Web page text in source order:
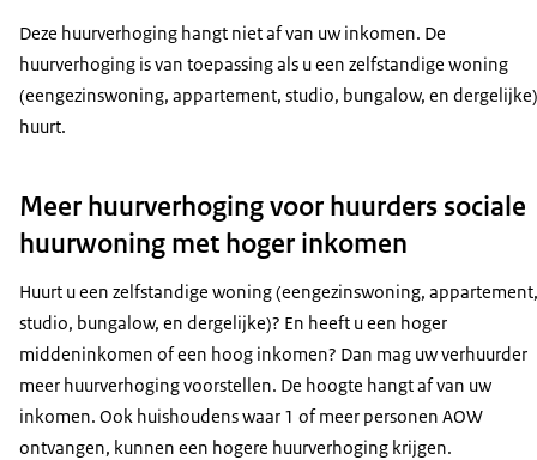
Deze huurverhoging hangt niet af van uw inkomen. De
huurverhoging is van toepassing als u een zelfstandige woning
(eengezinswoning, appartement, studio, bungalow, en dergelijke)
huurt.
Meer huurverhoging voor huurders sociale
huurwoning met hoger inkomen
Huurt u een zelfstandige woning (eengezinswoning, appartement,
studio, bungalow, en dergelijke)? En heeft u een hoger
middeninkomen of een hoog inkomen? Dan mag uw verhuurder
meer huurverhoging voorstellen. De hoogte hangt af van uw
inkomen. Ook huishoudens waar 1 of meer personen AOW
ontvangen, kunnen een hogere huurverhoging krijgen.